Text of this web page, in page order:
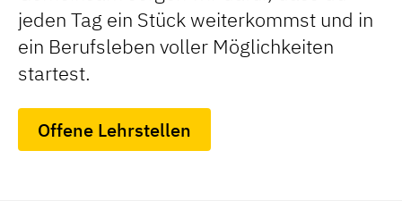
jeden Tag ein Stück weiterkommst und in
ein Berufsleben voller Möglichkeiten
startest.
Offene Lehrstellen